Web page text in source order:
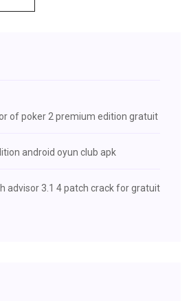
of poker 2 premium edition gratuit
android oyun club apk
advisor 3.1 4 patch crack for gratuit